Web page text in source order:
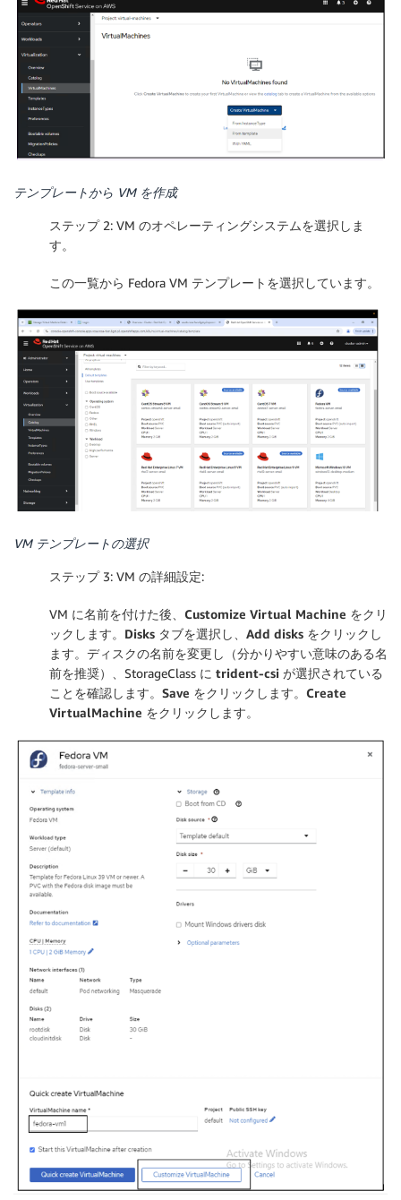
テンプレートから VM を作成
ステップ 2: VM のオペレーティングシステムを選択しま
す。
この一覧から Fedora VM テンプレートを選択しています。
VM テンプレートの選択
ステップ 3: VM の詳細設定:
VM に名前を付けた後、 Customize Virtual Machine をクリ
ックします。 Disks タブを選択し、 Add disks をクリックし
ます。ディスクの名前を変更し（分かりやすい意味のある名
前を推奨）、StorageClass に trident-csi が選択されている
ことを確認します。 Save をクリックします。 Create
VirtualMachine をクリックします。